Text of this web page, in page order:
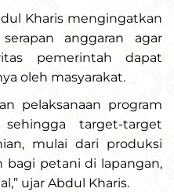
Kharis mengingatkan
anggaran agar
pemerintah dapat
oleh masyarakat.
pelaksanaan program
target-target
mulai dari produksi
petani di lapangan,
ujar Abdul Kharis.